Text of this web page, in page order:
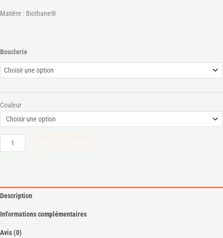
Matière : Biothane®
Bouclerie
Couleur
Description
Informations complémentaires
Avis (0)